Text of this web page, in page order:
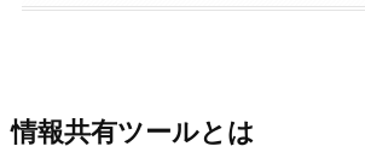
情報共有ツールとは